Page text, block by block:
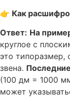
👉 Как
Ответ: На
круглое с
это
звена. Последние
(100 дм = 1000
может